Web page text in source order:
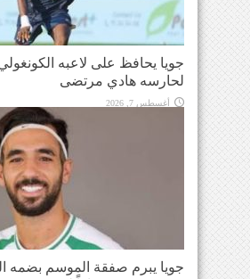
جويا يحافظ على لاعبه
لحارسه هادي مرتضى
أغسطس 7, 2026
جويا يبرم صفقة الموسم بضمه